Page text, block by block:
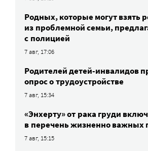
Родных, которые могут взять
из проблемной семьи,
с полицией
7 авг, 17:06
Родителей детей-инвалидов
опрос о трудоустройстве
7 авг, 15:34
«Энхерту» от рака груди
в перечень жизненно важных
7 авг, 15:15